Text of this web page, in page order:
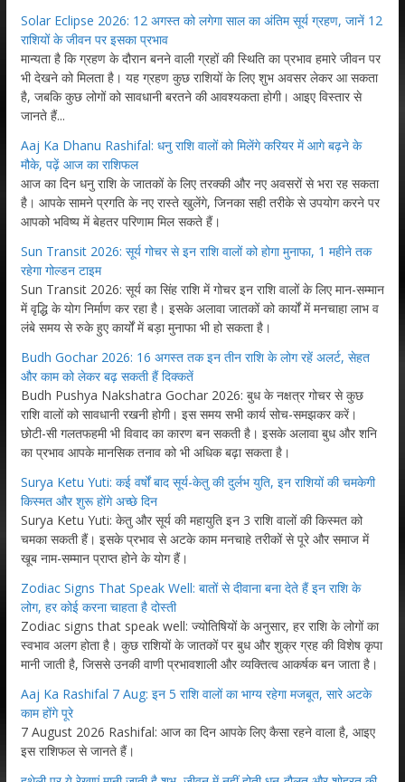
Solar Eclipse 2026: 12 अगस्त को लगेगा साल का अंतिम सूर्य ग्रहण, जानें 12
राशियों के जीवन पर इसका प्रभाव
मान्यता है कि ग्रहण के दौरान बनने वाली ग्रहों की स्थिति का प्रभाव हमारे जीवन पर
भी देखने को मिलता है। यह ग्रहण कुछ राशियों के लिए शुभ अवसर लेकर आ सकता
है, जबकि कुछ लोगों को सावधानी बरतने की आवश्यकता होगी। आइए विस्तार से
जानते हैं...
Aaj Ka Dhanu Rashifal: धनु राशि वालों को मिलेंगे करियर में आगे बढ़ने के
मौके, पढ़ें आज का राशिफल
आज का दिन धनु राशि के जातकों के लिए तरक्की और नए अवसरों से भरा रह सकता
है। आपके सामने प्रगति के नए रास्ते खुलेंगे, जिनका सही तरीके से उपयोग करने पर
आपको भविष्य में बेहतर परिणाम मिल सकते हैं।
Sun Transit 2026: सूर्य गोचर से इन राशि वालों को होगा मुनाफा, 1 महीने तक
रहेगा गोल्डन टाइम
Sun Transit 2026: सूर्य का सिंह राशि में गोचर इन राशि वालों के लिए मान-सम्मान
में वृद्धि के योग निर्माण कर रहा है। इसके अलावा जातकों को कार्यों में मनचाहा लाभ व
लंबे समय से रुके हुए कार्यों में बड़ा मुनाफा भी हो सकता है।
Budh Gochar 2026: 16 अगस्त तक इन तीन राशि के लोग रहें अलर्ट, सेहत
और काम को लेकर बढ़ सकती हैं दिक्कतें
Budh Pushya Nakshatra Gochar 2026: बुध के नक्षत्र गोचर से कुछ
राशि वालों को सावधानी रखनी होगी। इस समय सभी कार्य सोच-समझकर करें।
छोटी-सी गलतफहमी भी विवाद का कारण बन सकती है। इसके अलावा बुध और शनि
का प्रभाव आपके मानसिक तनाव को भी अधिक बढ़ा सकता है।
Surya Ketu Yuti: कई वर्षों बाद सूर्य-केतु की दुर्लभ युति, इन राशियों की चमकेगी
किस्मत और शुरू होंगे अच्छे दिन
Surya Ketu Yuti: केतु और सूर्य की महायुति इन 3 राशि वालों की किस्मत को
चमका सकती हैं। इसके प्रभाव से अटके काम मनचाहे तरीकों से पूरे और समाज में
खूब नाम-सम्मान प्राप्त होने के योग हैं।
Zodiac Signs That Speak Well: बातों से दीवाना बना देते हैं इन राशि के
लोग, हर कोई करना चाहता है दोस्ती
Zodiac signs that speak well: ज्योतिषियों के अनुसार, हर राशि के लोगों का
स्वभाव अलग होता है। कुछ राशियों के जातकों पर बुध और शुक्र ग्रह की विशेष कृपा
मानी जाती है, जिससे उनकी वाणी प्रभावशाली और व्यक्तित्व आकर्षक बन जाता है।
Aaj Ka Rashifal 7 Aug: इन 5 राशि वालों का भाग्य रहेगा मजबूत, सारे अटके
काम होंगे पूरे
7 August 2026 Rashifal: आज का दिन आपके लिए कैसा रहने वाला है, आइए
इस राशिफल से जानते हैं।